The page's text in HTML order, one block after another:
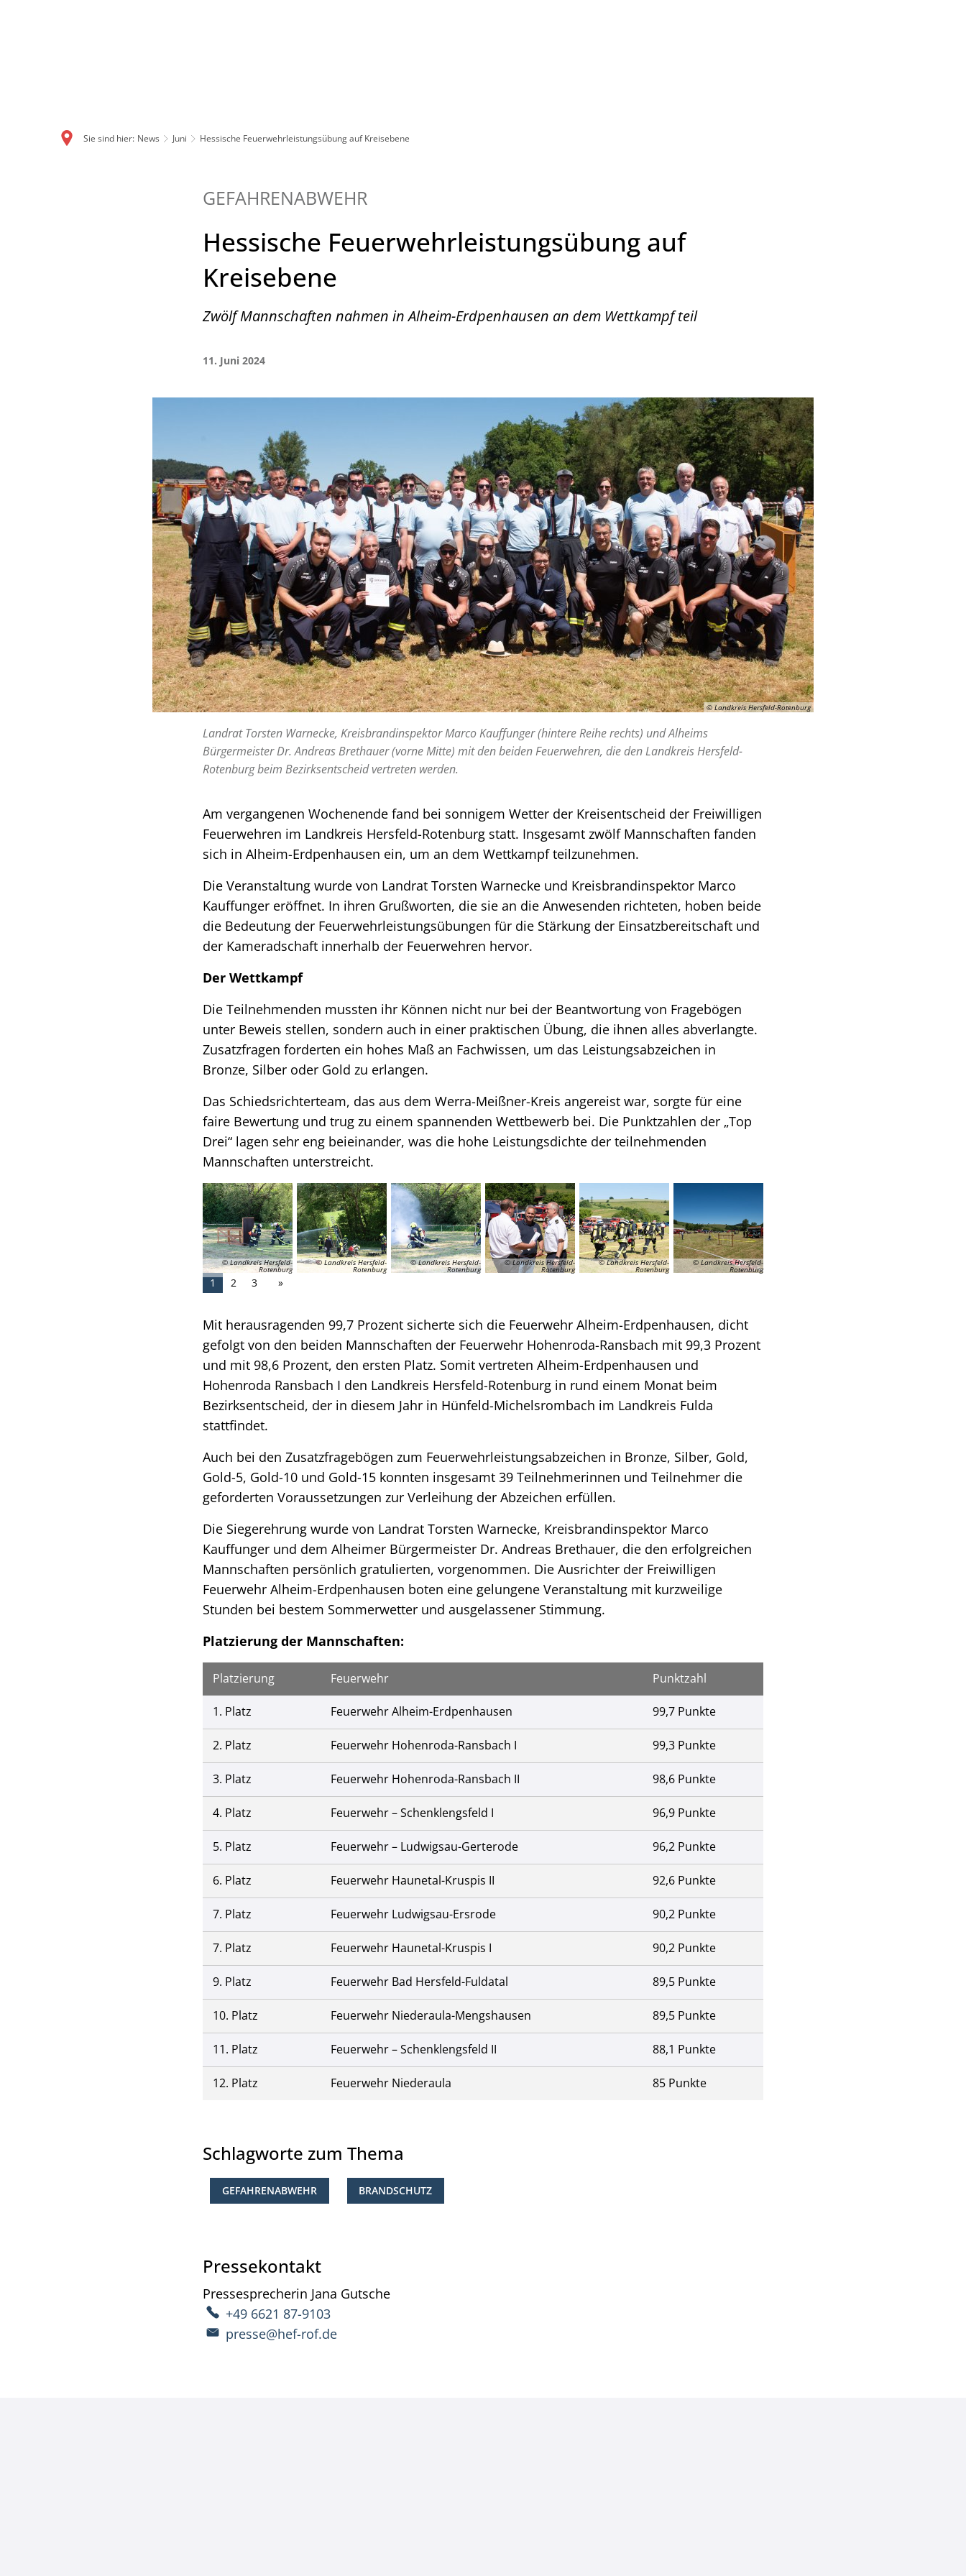
Sie sind hier: News Juni Hessische Feuerwehrleistungsübung auf Kreisebene
GEFAHRENABWEHR
Hessische Feuerwehrleistungsübung auf
Kreisebene
Zwölf Mannschaften nahmen in Alheim-Erdpenhausen an dem Wettkampf teil
11. Juni 2024
© Landkreis Hersfeld-Rotenburg
Landrat Torsten Warnecke, Kreisbrandinspektor Marco Kauffunger (hintere Reihe rechts) und Alheims
Bürgermeister Dr. Andreas Brethauer (vorne Mitte) mit den beiden Feuerwehren, die den Landkreis Hersfeld-
Rotenburg beim Bezirksentscheid vertreten werden.
Am vergangenen Wochenende fand bei sonnigem Wetter der Kreisentscheid der Freiwilligen
Feuerwehren im Landkreis Hersfeld-Rotenburg statt. Insgesamt zwölf Mannschaften fanden
sich in Alheim-Erdpenhausen ein, um an dem Wettkampf teilzunehmen.
Die Veranstaltung wurde von Landrat Torsten Warnecke und Kreisbrandinspektor Marco
Kauffunger eröffnet. In ihren Grußworten, die sie an die Anwesenden richteten, hoben beide
die Bedeutung der Feuerwehrleistungsübungen für die Stärkung der Einsatzbereitschaft und
der Kameradschaft innerhalb der Feuerwehren hervor.
Der Wettkampf
Die Teilnehmenden mussten ihr Können nicht nur bei der Beantwortung von Fragebögen
unter Beweis stellen, sondern auch in einer praktischen Übung, die ihnen alles abverlangte.
Zusatzfragen forderten ein hohes Maß an Fachwissen, um das Leistungsabzeichen in
Bronze, Silber oder Gold zu erlangen.
Das Schiedsrichterteam, das aus dem Werra-Meißner-Kreis angereist war, sorgte für eine
faire Bewertung und trug zu einem spannenden Wettbewerb bei. Die Punktzahlen der „Top
Drei“ lagen sehr eng beieinander, was die hohe Leistungsdichte der teilnehmenden
Mannschaften unterstreicht.
© Landkreis Hersfeld-
Rotenburg
© Landkreis Hersfeld-
Rotenburg
© Landkreis Hersfeld-
Rotenburg
© Landkreis Hersfeld-
Rotenburg
© Landkreis Hersfeld-
Rotenburg
© Landkreis Hersfeld-
Rotenburg
1 2 3
Mit herausragenden 99,7 Prozent sicherte sich die Feuerwehr Alheim-Erdpenhausen, dicht
gefolgt von den beiden Mannschaften der Feuerwehr Hohenroda-Ransbach mit 99,3 Prozent
und mit 98,6 Prozent, den ersten Platz. Somit vertreten Alheim-Erdpenhausen und
Hohenroda Ransbach I den Landkreis Hersfeld-Rotenburg in rund einem Monat beim
Bezirksentscheid, der in diesem Jahr in Hünfeld-Michelsrombach im Landkreis Fulda
stattfindet.
Auch bei den Zusatzfragebögen zum Feuerwehrleistungsabzeichen in Bronze, Silber, Gold,
Gold-5, Gold-10 und Gold-15 konnten insgesamt 39 Teilnehmerinnen und Teilnehmer die
geforderten Voraussetzungen zur Verleihung der Abzeichen erfüllen.
Die Siegerehrung wurde von Landrat Torsten Warnecke, Kreisbrandinspektor Marco
Kauffunger und dem Alheimer Bürgermeister Dr. Andreas Brethauer, die den erfolgreichen
Mannschaften persönlich gratulierten, vorgenommen. Die Ausrichter der Freiwilligen
Feuerwehr Alheim-Erdpenhausen boten eine gelungene Veranstaltung mit kurzweilige
Stunden bei bestem Sommerwetter und ausgelassener Stimmung.
Platzierung der Mannschaften:
Platzierung Feuerwehr Punktzahl
1. Platz Feuerwehr Alheim-Erdpenhausen 99,7 Punkte
2. Platz Feuerwehr Hohenroda-Ransbach I 99,3 Punkte
3. Platz Feuerwehr Hohenroda-Ransbach II 98,6 Punkte
4. Platz Feuerwehr – Schenklengsfeld I 96,9 Punkte
5. Platz Feuerwehr – Ludwigsau-Gerterode 96,2 Punkte
6. Platz Feuerwehr Haunetal-Kruspis II 92,6 Punkte
7. Platz Feuerwehr Ludwigsau-Ersrode 90,2 Punkte
7. Platz Feuerwehr Haunetal-Kruspis I 90,2 Punkte
9. Platz Feuerwehr Bad Hersfeld-Fuldatal 89,5 Punkte
10. Platz Feuerwehr Niederaula-Mengshausen 89,5 Punkte
11. Platz Feuerwehr – Schenklengsfeld II 88,1 Punkte
12. Platz Feuerwehr Niederaula 85 Punkte
Schlagworte zum Thema
GEFAHRENABWEHR BRANDSCHUTZ
Pressekontakt
Pressesprecherin Jana Gutsche
+49 6621 87-9103
presse@hef-rof.de